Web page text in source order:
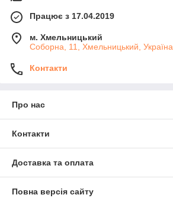
Працює з 17.04.2019
м. Хмельницький
Соборна, 11, Хмельницький, Україна
Контакти
Про нас
Контакти
Доставка та оплата
Повна версія сайту